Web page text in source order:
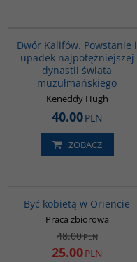
Dwór Kalifów. Powstanie i
upadek najpotężniejszej
dynastii świata
muzułmańskiego
Keneddy Hugh
40.00PLN
ZOBACZ
Być kobietą w Oriencie
Praca zbiorowa
48.00PLN
25.00PLN